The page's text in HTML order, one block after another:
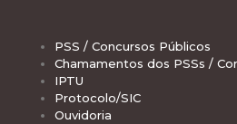
PSS / Concursos Públicos
Chamamentos dos PSSs /
IPTU
Protocolo/SIC
Ouvidoria